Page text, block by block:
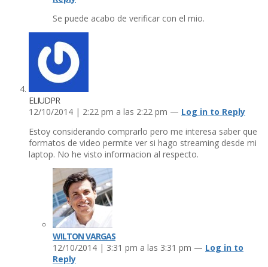
Se puede acabo de verificar con el mio.
ELIUDPR
12/10/2014 | 2:22 pm a las 2:22 pm — Log in to Reply
Estoy considerando comprarlo pero me interesa saber que
formatos de video permite ver si hago streaming desde mi
laptop. No he visto informacion al respecto.
WILTON VARGAS
12/10/2014 | 3:31 pm a las 3:31 pm — Log in to
Reply